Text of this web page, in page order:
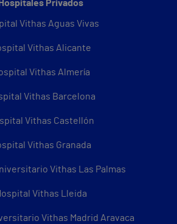
Hospitales Privados
Vithas Aguas Vivas
Vithas Alicante
Vithas Almería
Vithas Barcelona
Vithas Castellón
Vithas Granada
Vithas Las Palmas
Vithas Lleida
Vithas Madrid Aravaca